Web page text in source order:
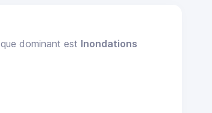
dominant est Inondations